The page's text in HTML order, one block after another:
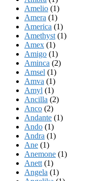
Amelio (1)
Amera (1)
America (1)
Amethyst (1)
Amex (1)
Amigo (1)
Aminca (2)
Amsel (1)
Amva (1)
Amyl (1)
Ancilla (2)
Anco (2)
Andante (1)
Ando (1)
Andra (1)
Ane (1)
Anemone (1)
Anett (1)
Angela (1)